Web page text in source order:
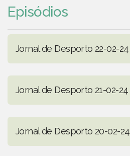
Episódios
Jornal de Desporto 22-02-24
Jornal de Desporto 21-02-24
Jornal de Desporto 20-02-24